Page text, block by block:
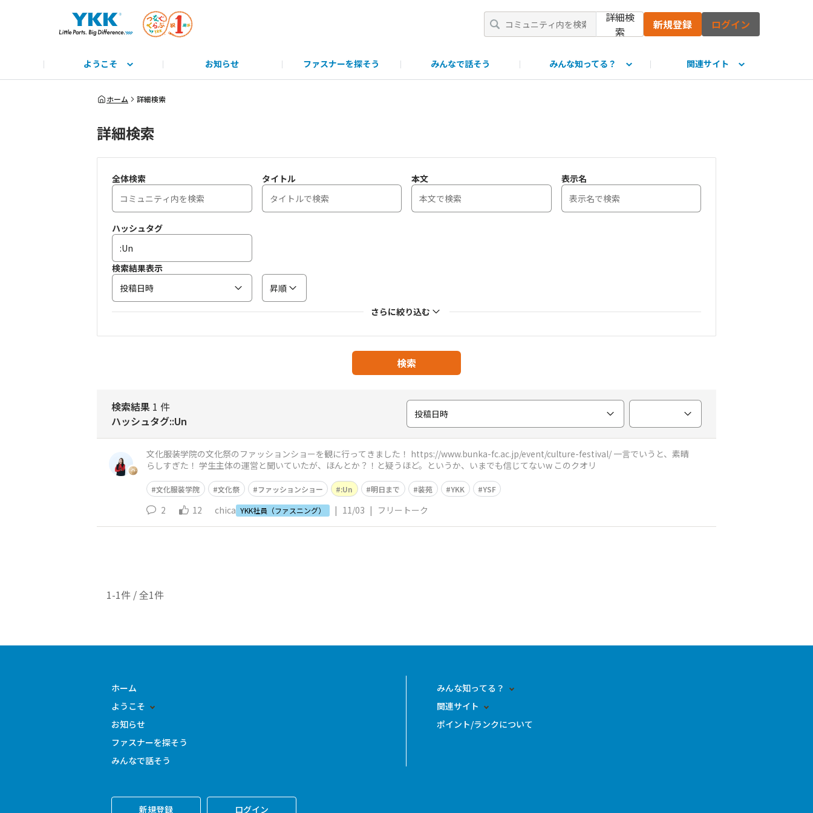
詳細検
索
新規登録 ログイン
ようこそ
サイト説明と使い方
お知らせ ファスナーを探そう みんなで話そう みんな知ってる？
みんな教えて！
関連サイト
公式HP とっておきのYKK
ホーム 詳細検索
詳細検索
全体検索 タイトル 本文 表示名
ハッシュタグ
検索結果表示
投稿日時
昇順
さらに絞り込む
検索
検索結果 1 件
ハッシュタグ::Un
投稿日時
文化服装学院の文化祭のファッションショーを観に行ってきました！ https://www.bunka-fc.ac.jp/event/culture-festival/ 一言でいうと、素晴
らしすぎた！ 学生主体の運営と聞いていたが、ほんとか？！と疑うほど。というか、いまでも信じてないw このクオリ
文化服装学院 文化祭 ファッションショー :Un 明日まで 装苑 YKK YSF
2 12 chica YKK社員（ファスニング） | 11/03 | フリートーク
1-1件 / 全1件
ホーム
ようこそ
お知らせ
ファスナーを探そう
みんなで話そう
みんな知ってる？
関連サイト
ポイント/ランクについて
新規登録 ログイン